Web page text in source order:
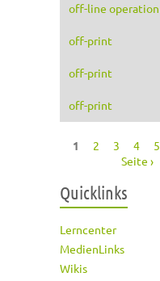
off-line operation
off-print
off-print
off-print
1 2 3 4 5
Seite ›
Quicklinks
Lerncenter
MedienLinks
Wikis